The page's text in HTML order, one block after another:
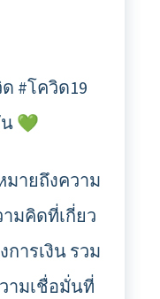
#โควิด19
💚
มายถึงความ
มคิดที่เกี่ยว
การเงิน รวม
ามเชื่อมั่นที่